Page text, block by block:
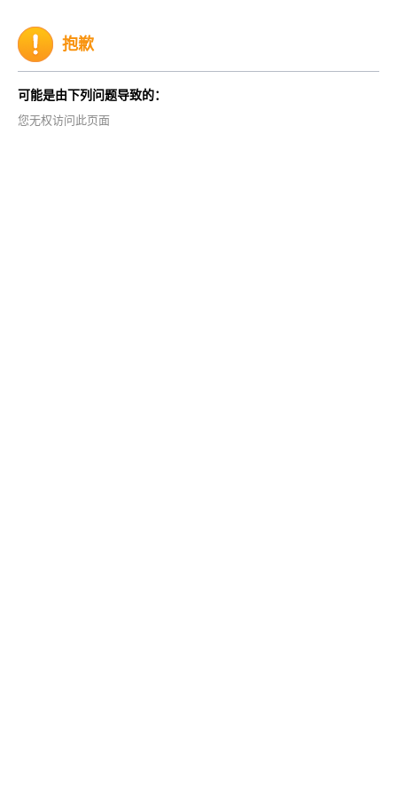
抱歉
可能是由下列问题导致的：
您无权访问此页面